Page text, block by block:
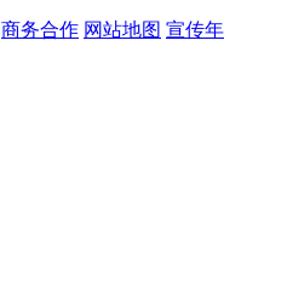
商务合作 网站地图 宣传年